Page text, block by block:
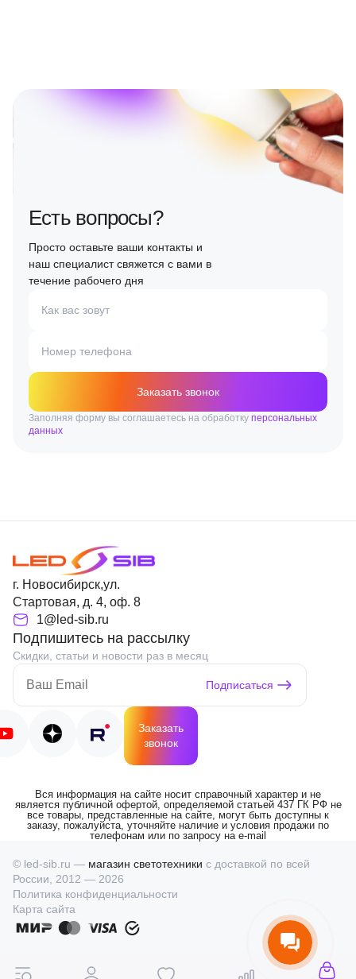
Есть вопросы?
Просто оставьте ваши контакты и
наш специалист свяжется с вами в
течение рабочего дня
Как вас зовут
Номер телефона
Заказать звонок
Заполняя форму вы соглашаетесь на обработку персональных
данных
г. Новосибирск,ул.
Стартовая, д. 4, оф. 8
1@led-sib.ru
Подпишитесь на рассылку
Скидки, статьи и новости раз в месяц
Подписаться
Заказать
звонок
Вся информация на сайте носит справочный характер и не
является публичной офертой, определяемой статьей 437 ГК РФ не
все товары, представленные на сайте, могут быть доступны к
заказу, пожалуйста, уточняйте наличие и условия продажи по
телефонам или по запросу на e-mail
© led-sib.ru — магазин светотехники с доставкой по всей
России, 2012 — 2026
Политика конфиденциальности
Карта сайта